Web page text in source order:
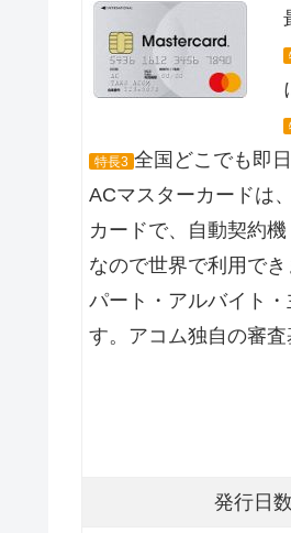
特長3 全国どこでも即
ACマスターカードは
カードで、自動契約
なので世界で利用で
パート・アルバイト
す。アコム独自の審査
発行日数